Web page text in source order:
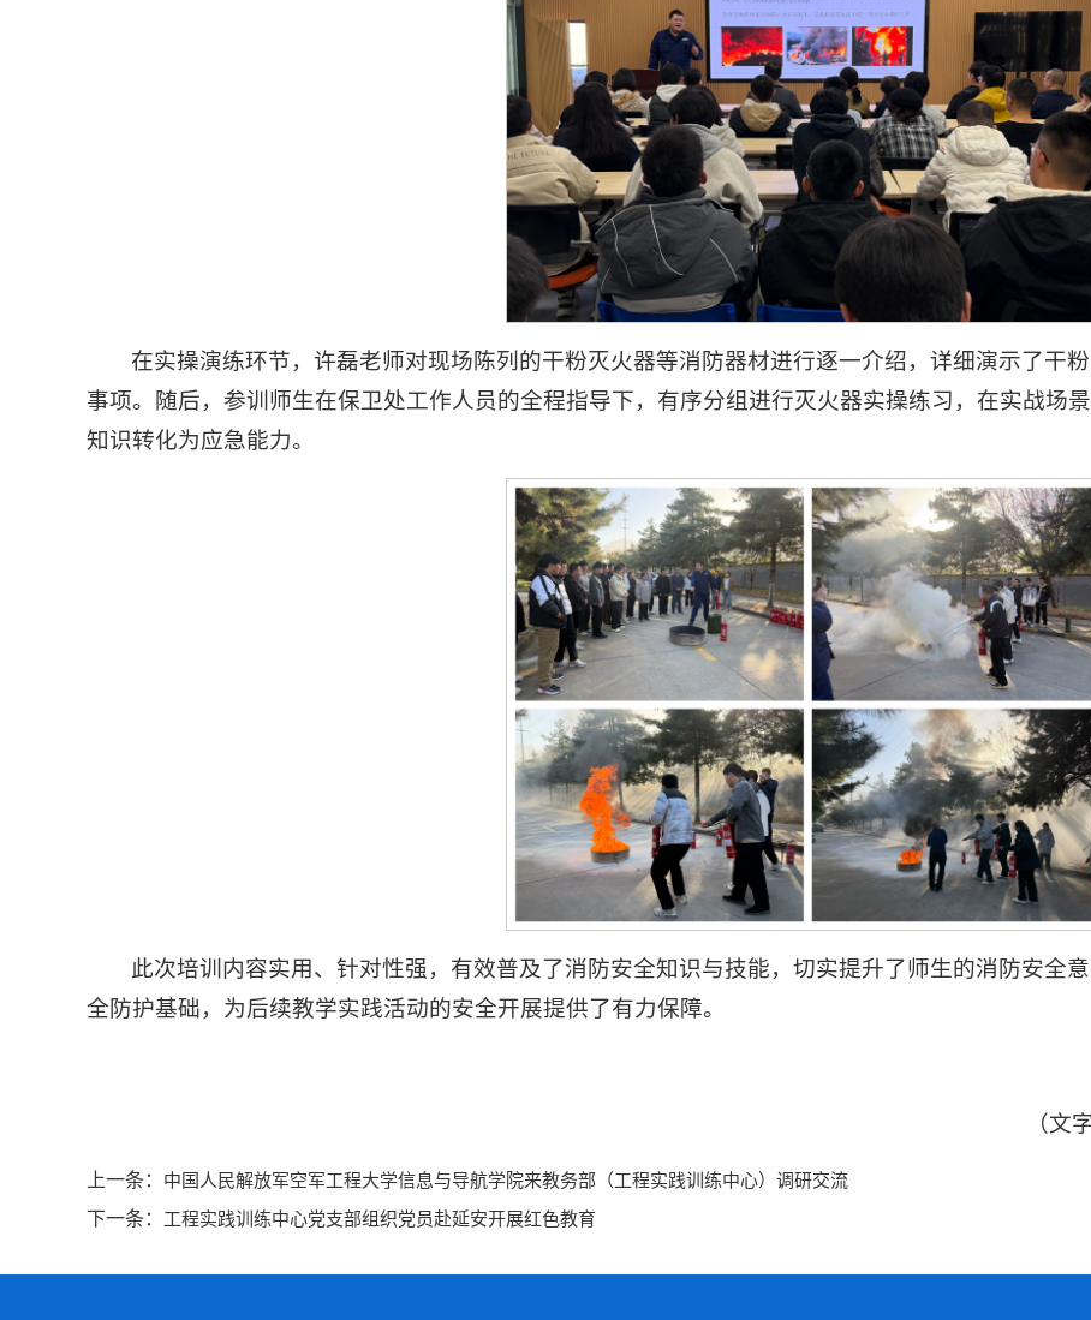
在实操演练环节，许磊老师对现场陈列的干粉灭火器等消防器材进行逐一介绍，详细演示了干
事项。随后，参训师生在保卫处工作人员的全程指导下，有序分组进行灭火器实操练习，在实战场
知识转化为应急能力。
此次培训内容实用、针对性强，有效普及了消防安全知识与技能，切实提升了师生的消防安全
全防护基础，为后续教学实践活动的安全开展提供了有力保障。
（文
上一条： 中国人民解放军空军工程大学信息与导航学院来教务部（工程实践训练中心）调研交流
下一条： 工程实践训练中心党支部组织党员赴延安开展红色教育